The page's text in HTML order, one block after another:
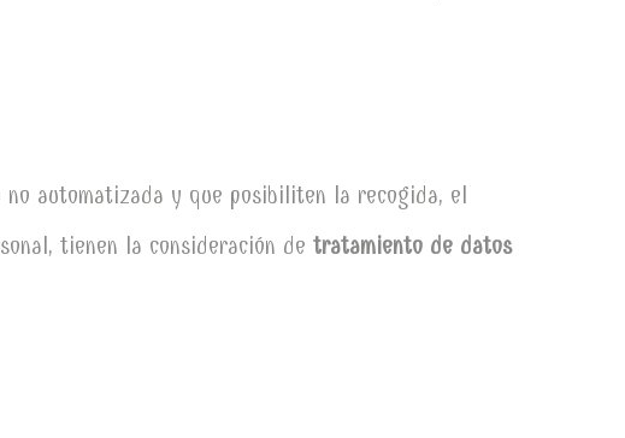
automatizada y que posibiliten la recogida, el
tienen la consideración de tratamiento de datos